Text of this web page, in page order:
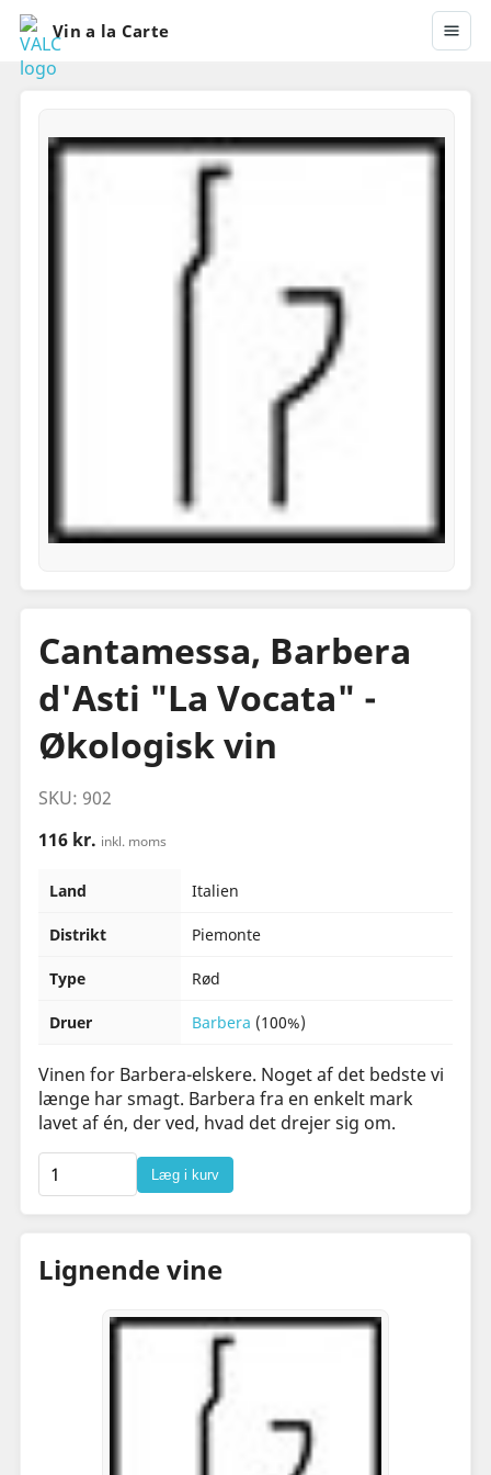
Vin a la Carte
Cantamessa, Barbera
d'Asti "La Vocata" -
Økologisk vin
SKU: 902
116 kr. inkl. moms
Land Italien
Distrikt Piemonte
Type Rød
Druer Barbera (100%)
Vinen for Barbera-elskere. Noget af det bedste vi
længe har smagt. Barbera fra en enkelt mark
lavet af én, der ved, hvad det drejer sig om.
Læg i kurv
Lignende vine